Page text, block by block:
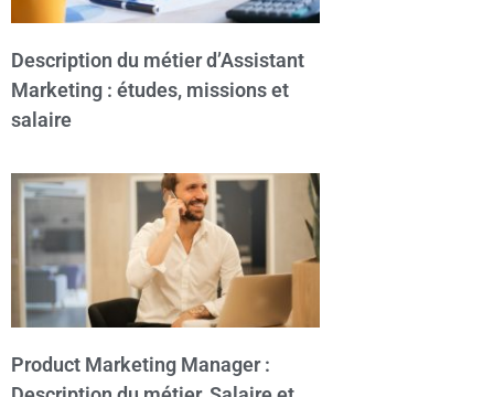
Description du métier d’Assistant
Marketing : études, missions et
salaire
Product Marketing Manager :